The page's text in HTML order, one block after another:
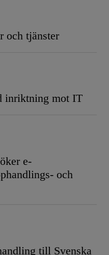
och tjänster
inriktning mot IT
e-
och
till Svenska